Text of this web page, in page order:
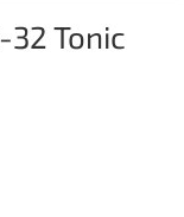
32 Tonic